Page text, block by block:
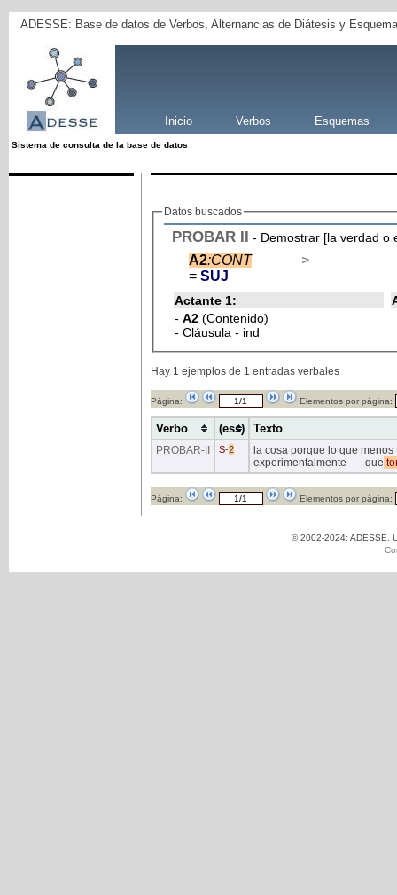
ADESSE: Base de datos de Verbos, Alternancias de Diátesis y
Inicio Verbos Esquemas
Sistema de consulta de la base de datos
Datos buscados
PROBAR II - Demostrar [la verdad o
A2:CONT
= SUJ
>
Actante 1:
- A2 (Contenido)
- Cláusula - ind
Hay 1 ejemplos de 1 entradas verbales
Página: Elementos por página:
Verbo (ess) Texto
PROBAR-II S-2
la cosa porque lo que
experimentalmente- - - que
Página: Elementos por página:
© 2002-2024: ADESSE.